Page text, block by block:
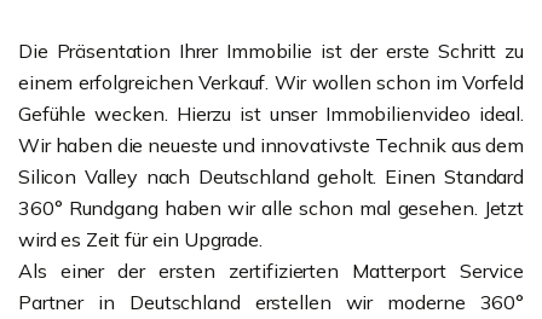
Die Präsentation Ihrer Immobilie ist der erste Schritt zu
einem erfolgreichen Verkauf. Wir wollen schon im Vorfeld
Gefühle wecken. Hierzu ist unser Immobilienvideo ideal.
Wir haben die neueste und innovativste Technik aus dem
Silicon Valley nach Deutschland geholt. Einen Standard
360° Rundgang haben wir alle schon mal gesehen. Jetzt
wird es Zeit für ein Upgrade.
Als einer der ersten zertifizierten Matterport Service
Partner in Deutschland erstellen wir moderne 360°